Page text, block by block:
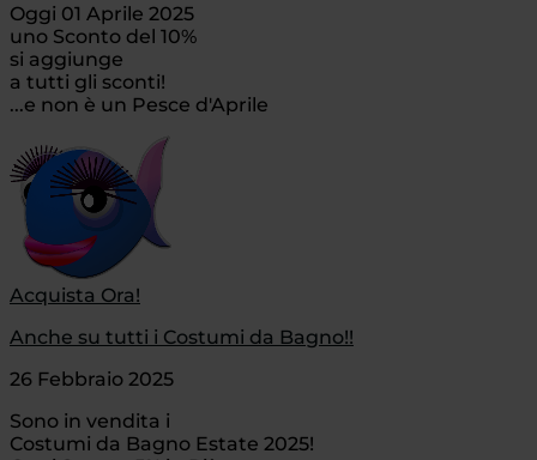
Oggi 01 Aprile 2025
uno Sconto del 10%
si aggiunge
a tutti gli sconti!
...e non è un Pesce d'Aprile
Acquista Ora!
Anche su tutti i Costumi da Bagno!!
26 Febbraio 2025
Sono in vendita i
Costumi da Bagno Estate 2025!